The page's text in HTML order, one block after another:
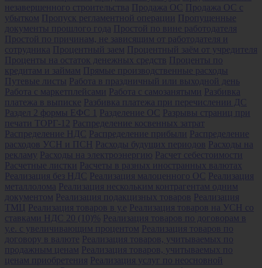
незавершенного строительства Продажа ОС
Продажа ОС с
убытком Пропуск регламентной операции Пропущенные
документы прошлого года Простой по вине работодателя
Простой по причинам, не зависящим от работодателя и
сотрудника Процентный заем Процентный заём от учредителя
Проценты на остаток денежных средств Проценты по
кредитам и займам Прямые производственные расходы
Путевые листы Работа в праздничный или выходной день
Работа с маркетплейсами Работа с самозанятыми Разбивка
платежа в выписке Разбивка платежа при перечислении ДС
Раздел 2 формы ЕФС 1 Разделение ОС
Разрывы страниц при
печати ТОРГ-12 Распределение косвенных затрат
Распределение НДС
Распределение прибыли Распределение
расходов УСН и ПСН Расходы будущих периодов Расходы на
рекламу Расходы на электроэнергию Расчет себестоимости
Расчетные листки Расчеты в разных иностранных валютах
Реализация без НДС
Реализация малоценного ОС
Реализация
металлолома Реализация нескольким контрагентам одним
документом Реализация подакцизных товаров Реализация
ТМЦ Реализация товаров в у.е Реализация товаров на УСН со
ставками НДС 20 (10)% Реализация товаров по договорам в
у.е. с увеличивающим процентом Реализация товаров по
договору в валюте Реализация товаров, учитываемых по
продажным ценам Реализация товаров, учитываемых по
ценам приобретения Реализация услуг по неосновной